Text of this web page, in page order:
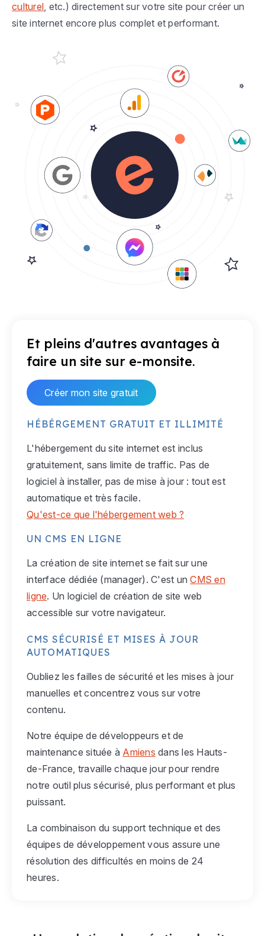
culturel, etc.) directement sur votre site pour créer un
site internet encore plus complet et performant.
Et pleins d'autres avantages à
faire un site sur e-monsite.
Créer mon site gratuit
HÉBÉRGEMENT GRATUIT ET ILLIMITÉ
L'hébergement du site internet est inclus
gratuitement, sans limite de traffic. Pas de
logiciel à installer, pas de mise à jour : tout est
automatique et très facile.
Qu'est-ce que l'hébergement web ?
UN CMS EN LIGNE
La création de site internet se fait sur une
interface dédiée (manager). C'est unCMS en
ligne. Un logiciel de création de site web
accessible sur votre navigateur.
CMS SÉCURISÉ ET MISES À JOUR
AUTOMATIQUES
Oubliez les failles de sécurité et les mises à jour
manuelles et concentrez vous sur votre
contenu.
Notre équipe de développeurs et de
maintenance située à Amiens dans les Hauts-
de-France, travaille chaque jour pour rendre
notre outil plus sécurisé, plus performant et plus
puissant.
La combinaison du support technique et des
équipes de développement vous assure une
résolution des difficultés en moins de 24
heures.